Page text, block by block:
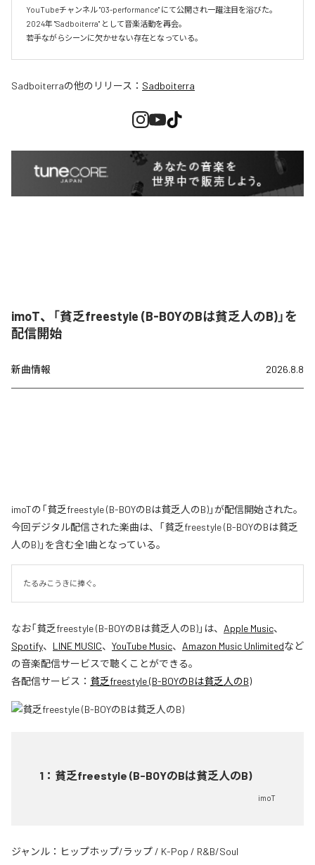
YouTubeチャンネル "03-performance" にて公開され一躍注目を浴びた。
2024年 "Sadboiterra" として音楽活動を再会。
若手ながらシーンに欠かせない存在となっている。
Sadboiterraの他のリリース： Sadboiterra
imoT、「貧乏freestyle (B-BOYのBは貧乏人のB)」を
配信開始
新曲情報 2026.8.8
imoTの「貧乏freestyle (B-BOYのBは貧乏人のB)」が配信開始された。
今回デジタル配信された楽曲は、「貧乏freestyle (B-BOYのBは貧乏
人のB)」を含む全1曲となっている。
たるみこうきに捧ぐ。
なお「貧乏freestyle (B-BOYのBは貧乏人のB)」は、 Apple Music、
Spotify、 LINE MUSIC、 YouTube Music、 Amazon Music Unlimitedなど
の音楽配信サービスで聴くことができる。
各配信サービス： 貧乏freestyle (B-BOYのBは貧乏人のB)
1 ： 貧乏freestyle (B-BOYのBは貧乏人のB)
imoT
ジャンル： ヒップホップ/ラップ / K-Pop / R&B/Soul